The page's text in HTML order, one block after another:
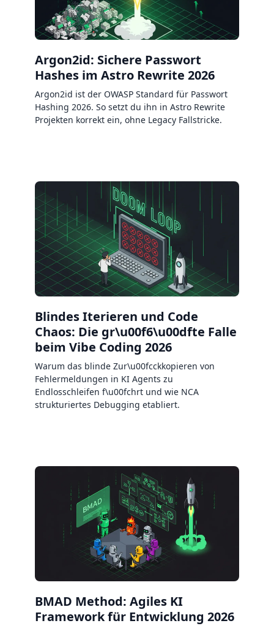
Argon2id: Sichere Passwort
Hashes im Astro Rewrite 2026
Argon2id ist der OWASP Standard für Passwort
Hashing 2026. So setzt du ihn in Astro Rewrite
Projekten korrekt ein, ohne Legacy Fallstricke.
Blindes Iterieren und Code
Chaos: Die gr\u00f6\u00dfte Falle
beim Vibe Coding 2026
Warum das blinde Zur\u00fcckkopieren von
Fehlermeldungen in KI Agents zu
Endlosschleifen f\u00fchrt und wie NCA
strukturiertes Debugging etabliert.
BMAD Method: Agiles KI
Framework für Entwicklung 2026